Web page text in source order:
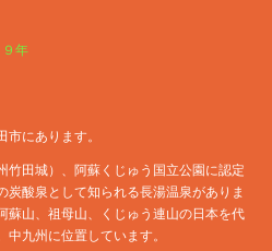
年
にあります。
竹田城）、阿蘇くじゅう国立公園に認定
酸泉として知られる長湯温泉がありま
蘇山、祖母山、くじゅう連山の日本を代
九州に位置しています。